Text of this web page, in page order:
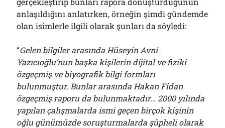
anlaşıldığını anlatırken, örneğin şimdi gündemde
olan isimlerle ilgili olarak şunları da söyledi:
“Gelen bilgiler arasında Hüseyin Avni
Yazıcıoğlu’nun başka kişilerin dijital ve fiziki
özgeçmiş ve biyografik bilgi formları
bulunmuştur. Bunlar arasında Hakan Fidan
özgeçmiş raporu da bulunmaktadır… 2000 yılında
yapılan çalışmalarda ismi geçen birçok kişinin
oğlu günümüzde soruşturmalarda şüpheli olarak